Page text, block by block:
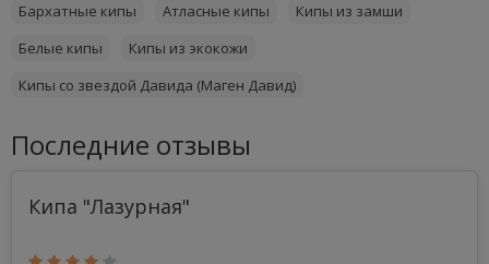
Бархатные кипы
Атласные кипы
Кипы из замши
Белые кипы
Кипы из экокожи
Кипы со звездой Давида (Маген Давид)
Последние отзывы
Кипа "Лазурная"